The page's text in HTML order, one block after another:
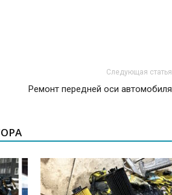
Следующая статья
Ремонт передней оси автомобиля